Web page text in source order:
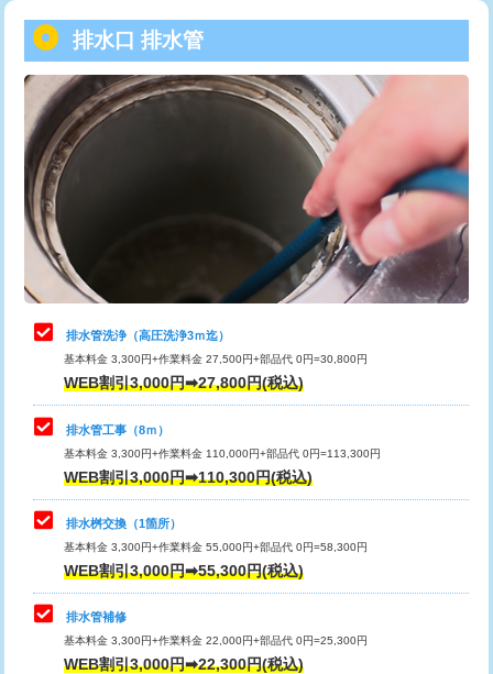
用（追加）/3ｍ超え)
給水管工事※（ライニング鋼管・銅
管・ポリ管・HT管使用/3ｍまで)
44,000円
給水管工事※（ライニング鋼管・銅
管・ポリ管・HT管使用/3ｍ超え)
+8,800円
排水管工事（土の掘削・埋め戻し作
業）
11,000円~
排水管工事（排水管工事/3ｍまで） 55,000円
排水管工事（追加 排水管工事/3ｍ超
え）
マス交換（土の掘削・埋め戻し作業）
マス交換（深さ50㎝未満）
マス交換（深さ50㎝以上）
コンクリート斫り（厚さ10㎝まで）
コンクリート斫り（厚さ10㎝超え）
モルタル補修（厚さ10㎝まで）
モルタル補修（厚さ10㎝超え）
トーラー機使用/3mまで
追加トーラー機使用/3m超え +3,300円
カメラ調査 33,000円
桝清掃 8,800円
止水・漏水調査・防水処理・清掃・修
理・調整・分解・加工など（軽作業）
11,000円
止水・漏水調査・防水処理・清掃・修
理・調整・分解・加工など（中作業）
22,000円
止水・漏水調査・防水処理・清掃・修
理・調整・分解・加工など（重作業）
33,000円
その他部品の脱着
交換・取付（タンク）
交換・取付(単水栓（壁付・デッキ
式）)
交換・取付(混合水栓（壁付・デッキ
式・ワンホール）)
16,500円+材料費
交換・取付(排水栓・排水トラップ
排水口 排水管
排水管洗浄（高圧洗浄3ｍ迄）
基本料金 3,300円+作業料金 27,500円+部品代 0円=30,800円
WEB割引3,000円➡27,800円(税込)
排水管工事（8ｍ）
基本料金 3,300円+作業料金 110,000円+部品代 0円=113,300円
WEB割引3,000円➡110,300円(税込)
排水桝交換（1箇所）
基本料金 3,300円+作業料金 55,000円+部品代 0円=58,300円
WEB割引3,000円➡55,300円(税込)
排水管補修
基本料金 3,300円+作業料金 22,000円+部品代 0円=25,300円
WEB割引3,000円➡22,300円(税込)